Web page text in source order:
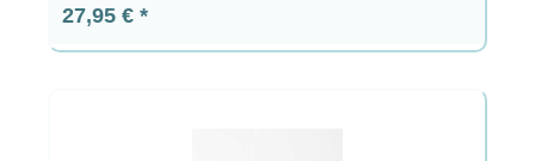
Prezzo normale:
27,95 €